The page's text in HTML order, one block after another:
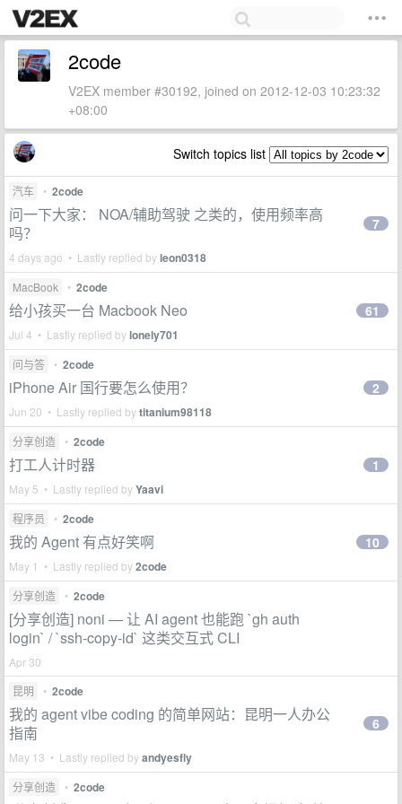
2code
V2EX member #30192, joined on 2012-12-03 10:23:32
+08:00
Switch topics list
汽车 • 2code
问一下大家： NOA/辅助驾驶 之类的，使用频率高
吗？
4 days ago • Lastly replied byleon0318
7
MacBook • 2code
给小孩买一台 Macbook Neo
Jul 4 • Lastly replied bylonely701
61
问与答 • 2code
iPhone Air 国行要怎么使用？
Jun 20 • Lastly replied bytitanium98118
2
分享创造 • 2code
打工人计时器
May 5 • Lastly replied byYaavi
1
程序员 • 2code
我的 Agent 有点好笑啊
May 1 • Lastly replied by2code
10
分享创造 • 2code
[分享创造] noni — 让 AI agent 也能跑 `gh auth
login` / `ssh-copy-id` 这类交互式 CLI
Apr 30
昆明
• 2code
我的 agent vibe coding 的简单网站：昆明一人办公
指南
May 13 • Lastly replied byandyesfly
6
分享创造 • 2code